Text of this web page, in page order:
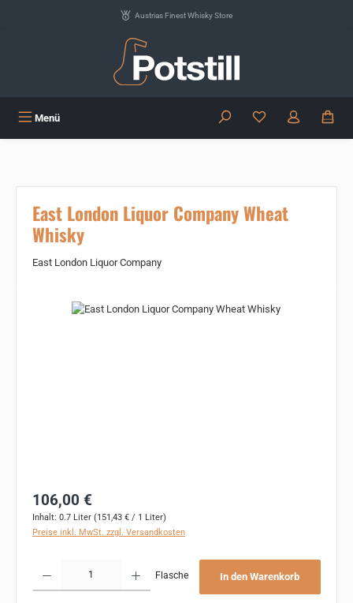
Austrias Finest Whisky Store
Menü Du hast 0
East London Liquor Company Wheat
Whisky
East London Liquor Company
Bildergalerie überspringen
Regulärer Preis:
106,00 €
Inhalt: 0.7 Liter (151,43 € / 1 Liter)
Preise inkl. MwSt. zzgl. Versandkosten
Flasche In den Warenkorb